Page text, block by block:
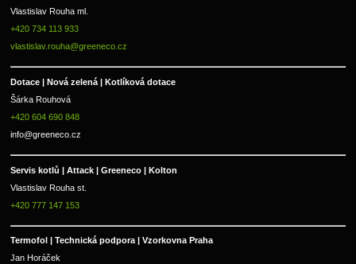
Vlastislav Rouha ml.
+420 734 113 933
vlastislav.rouha@greeneco.cz
Dotace | Nová zelená | Kotlíková dotace
Šárka Rouhová
+420 604 690 848
info@greeneco.cz
Servis kotlů | Attack | Greeneco | Kolton
Vlastislav Rouha st.
+420 777 147 153
Termofol | Technická podpora | Vzorkovna Praha
Jan Horáček